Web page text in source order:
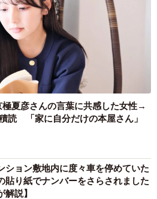
極夏彦さんの言葉に共感した女性→
読 「家に自分だけの本屋さん」
ション敷地内に度々車を停めていた
貼り紙でナンバーをさらされました
解説】